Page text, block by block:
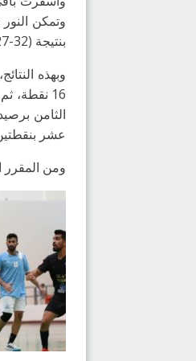
بنتيجة (32-27)، وأستطاع الترجي التغلب على المحيط بنتيجة (32-27).
عشر
ومن المقرر ان تتوقف متافسات